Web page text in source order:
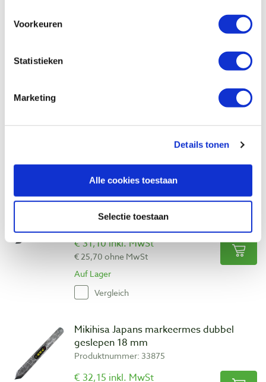
Voorkeuren
Statistieken
Marketing
Details tonen
Alle cookies toestaan
Selectie toestaan
Mikihisa Japans markeermes dubbel
Mikihisa Japans markeermes dubbel
Produktnummer: 33874
€ 31,10 inkl. MwSt
€ 25,70 ohne MwSt
Auf Lager
Vergleich
Mikihisa Japans markeermes dubbel
geslepen 18 mm
Produktnummer: 33875
€ 32,15 inkl. MwSt